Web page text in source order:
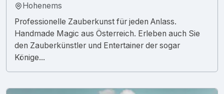
Hohenems
Professionelle Zauberkunst für jeden Anlass.
Handmade Magic aus Österreich. Erleben auch Sie
den Zauberkünstler und Entertainer der sogar
Könige...